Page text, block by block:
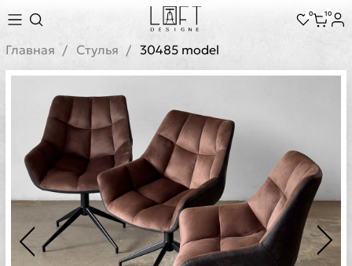
0 10
Главная Стулья 30485 model